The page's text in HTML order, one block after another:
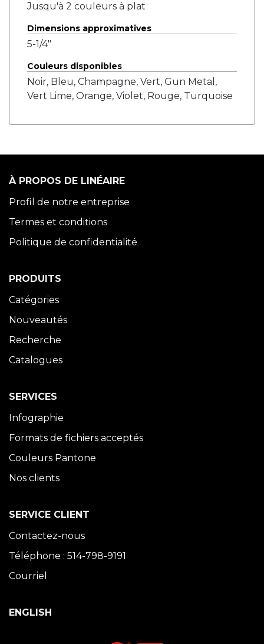
Jusqu'à 2 couleurs à plat
Dimensions approximatives
5-1/4"
Couleurs disponibles
Noir, Bleu, Champagne, Vert, Gun Metal,
Vert Lime, Orange, Violet, Rouge, Turquoise
À PROPOS DE LINÉAIRE
Profil de notre entreprise
Termes et conditions
Politique de confidentialité
PRODUITS
Catégories
Nouveautés
Recherche
Catalogues
SERVICES
Infographie
Formats de fichiers acceptés
Couleurs Pantone
Nos clients
SERVICE CLIENT
Contactez-nous
Téléphone : 514-798-9191
Courriel
ENGLISH